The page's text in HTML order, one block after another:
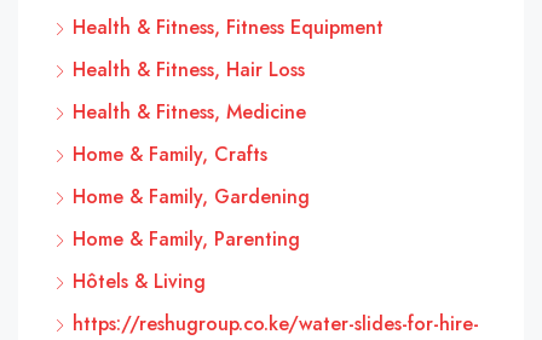
Health & Fitness, Fitness Equipment
Health & Fitness, Hair Loss
Health & Fitness, Medicine
Home & Family, Crafts
Home & Family, Gardening
Home & Family, Parenting
Hôtels & Living
https://reshugroup.co.ke/water-slides-for-hire-